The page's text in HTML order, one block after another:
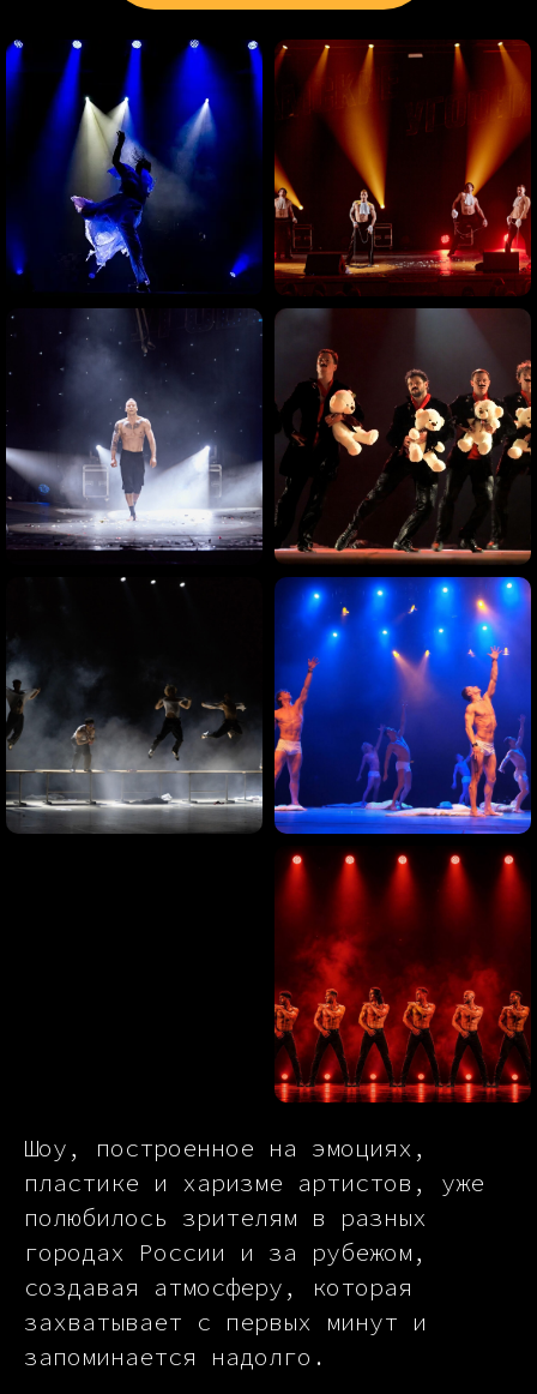
Шоу, построенное на эмоциях,
пластике и харизме артистов, уже
полюбилось зрителям в разных
городах России и за рубежом,
создавая атмосферу, которая
захватывает с первых минут и
запоминается надолго.